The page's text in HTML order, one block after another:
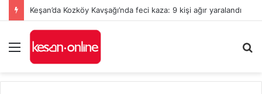
Keşan’da Kozköy Kavşağı’nda feci kaza: 9 kişi ağır yaralandı
Menü
...